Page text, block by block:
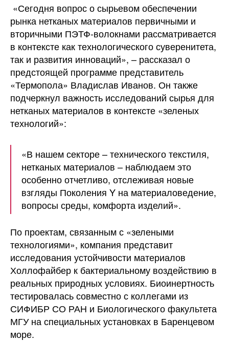
«Сегодня вопрос о сырьевом обеспечении
рынка нетканых материалов первичными и
вторичными ПЭТФ-волокнами рассматривается
в контексте как технологического суверенитета,
так и развития инноваций», – рассказал о
предстоящей программе представитель
«Термопола» Владислав Иванов. Он также
подчеркнул важность исследований сырья для
нетканых материалов в контексте «зеленых
технологий»:
«В нашем секторе – технического текстиля,
нетканых материалов – наблюдаем это
особенно отчетливо, отслеживая новые
взгляды Поколения Y на материаловедение,
вопросы среды, комфорта изделий».
По проектам, связанным с «зелеными
технологиями», компания представит
исследования устойчивости материалов
Холлофайбер к бактериальному воздействию в
реальных природных условиях. Биоинертность
тестировалась совместно с коллегами из
СИФИБР СО РАН и Биологического факультета
МГУ на специальных установках в Баренцевом
море.